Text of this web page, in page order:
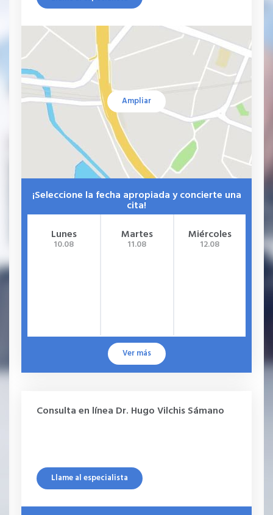
Ampliar
¡Seleccione la fecha apropiada y concierte una
cita!
Lunes
10.08
Martes
11.08
Miércoles
12.08
Ver más
Consulta en línea Dr. Hugo Vilchis Sámano
Llame al especialista